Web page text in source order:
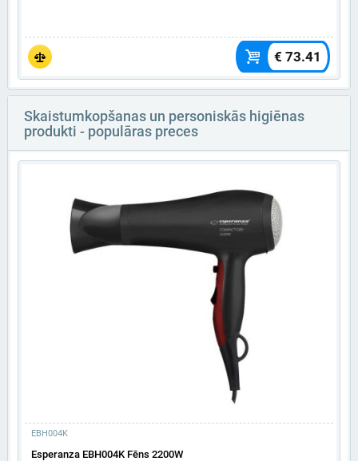
€ 73.41
Skaistumkopšanas un personiskās higiēnas
produkti - populāras preces
EBH004K
Esperanza EBH004K Fēns 2200W